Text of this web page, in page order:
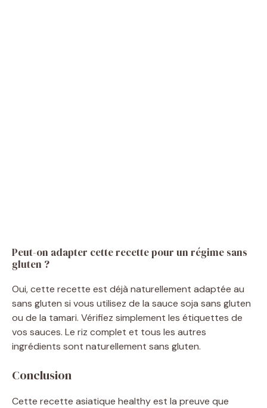
Peut-on adapter cette recette pour un régime sans
gluten ?
Oui, cette recette est déjà naturellement adaptée au
sans gluten si vous utilisez de la sauce soja sans gluten
ou de la tamari. Vérifiez simplement les étiquettes de
vos sauces. Le riz complet et tous les autres
ingrédients sont naturellement sans gluten.
Conclusion
Cette recette asiatique healthy est la preuve que